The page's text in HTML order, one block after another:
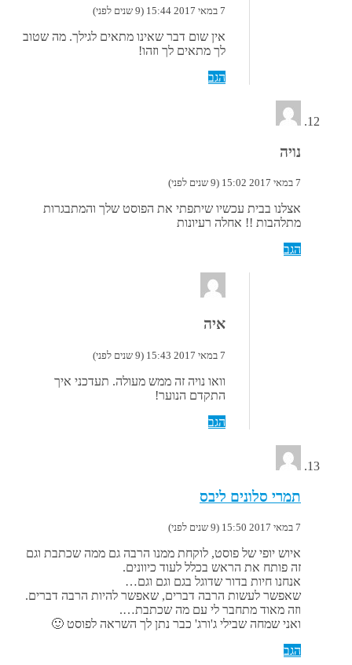
7 במאי 2017 15:44 (9 שנים לפני)
אין שום דבר שאינו מתאים לגילך. מה שטוב
לך מתאים לך וזהו!
הגב
נויה
7 במאי 2017 15:02 (9 שנים לפני)
אצלנו בבית עכשיו שיתפתי את הפוסט שלך והמתבגרות
מתלהבות !! אחלה רעיונות
הגב
איה
7 במאי 2017 15:43 (9 שנים לפני)
וואו נויה זה ממש מעולה. תעדכני איך
התקדם הנוער!
הגב
תמרי סלונים ליבס
7 במאי 2017 15:50 (9 שנים לפני)
איוש יופי של פוסט, לוקחת ממנו הרבה גם ממה שכתבת וגם
זה פותח את הראש בכלל לעוד כיוונים.
אנחנו חיות בדור שדוגל בגם וגם וגם…
שאפשר לעשות הרבה דברים, שאפשר להיות הרבה דברים.
וזה מאוד מתחבר לי עם מה שכתבת….
ואני שמחה שבילי ג'ורג' כבר נתן לך השראה לפוסט 🙂
הגב